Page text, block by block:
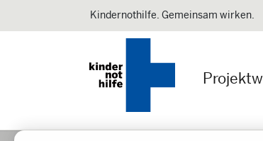
Kindernothilfe. Gemeinsam wirken.